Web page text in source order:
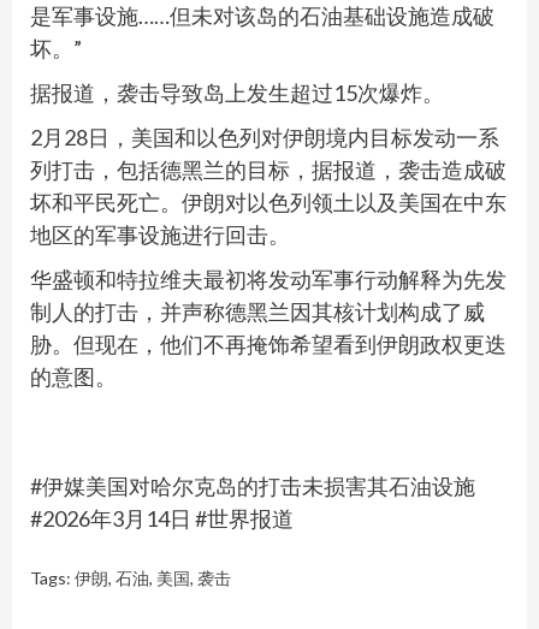
是军事设施……但未对该岛的石油基础设施造成破
坏。”
据报道，袭击导致岛上发生超过15次爆炸。
2月28日，美国和以色列对伊朗境内目标发动一系
列打击，包括德黑兰的目标，据报道，袭击造成破
坏和平民死亡。伊朗对以色列领土以及美国在中东
地区的军事设施进行回击。
华盛顿和特拉维夫最初将发动军事行动解释为先发
制人的打击，并声称德黑兰因其核计划构成了威
胁。但现在，他们不再掩饰希望看到伊朗政权更迭
的意图。
#伊媒美国对哈尔克岛的打击未损害其石油设施
#2026年3月14日 #世界报道
Tags: 伊朗, 石油, 美国, 袭击